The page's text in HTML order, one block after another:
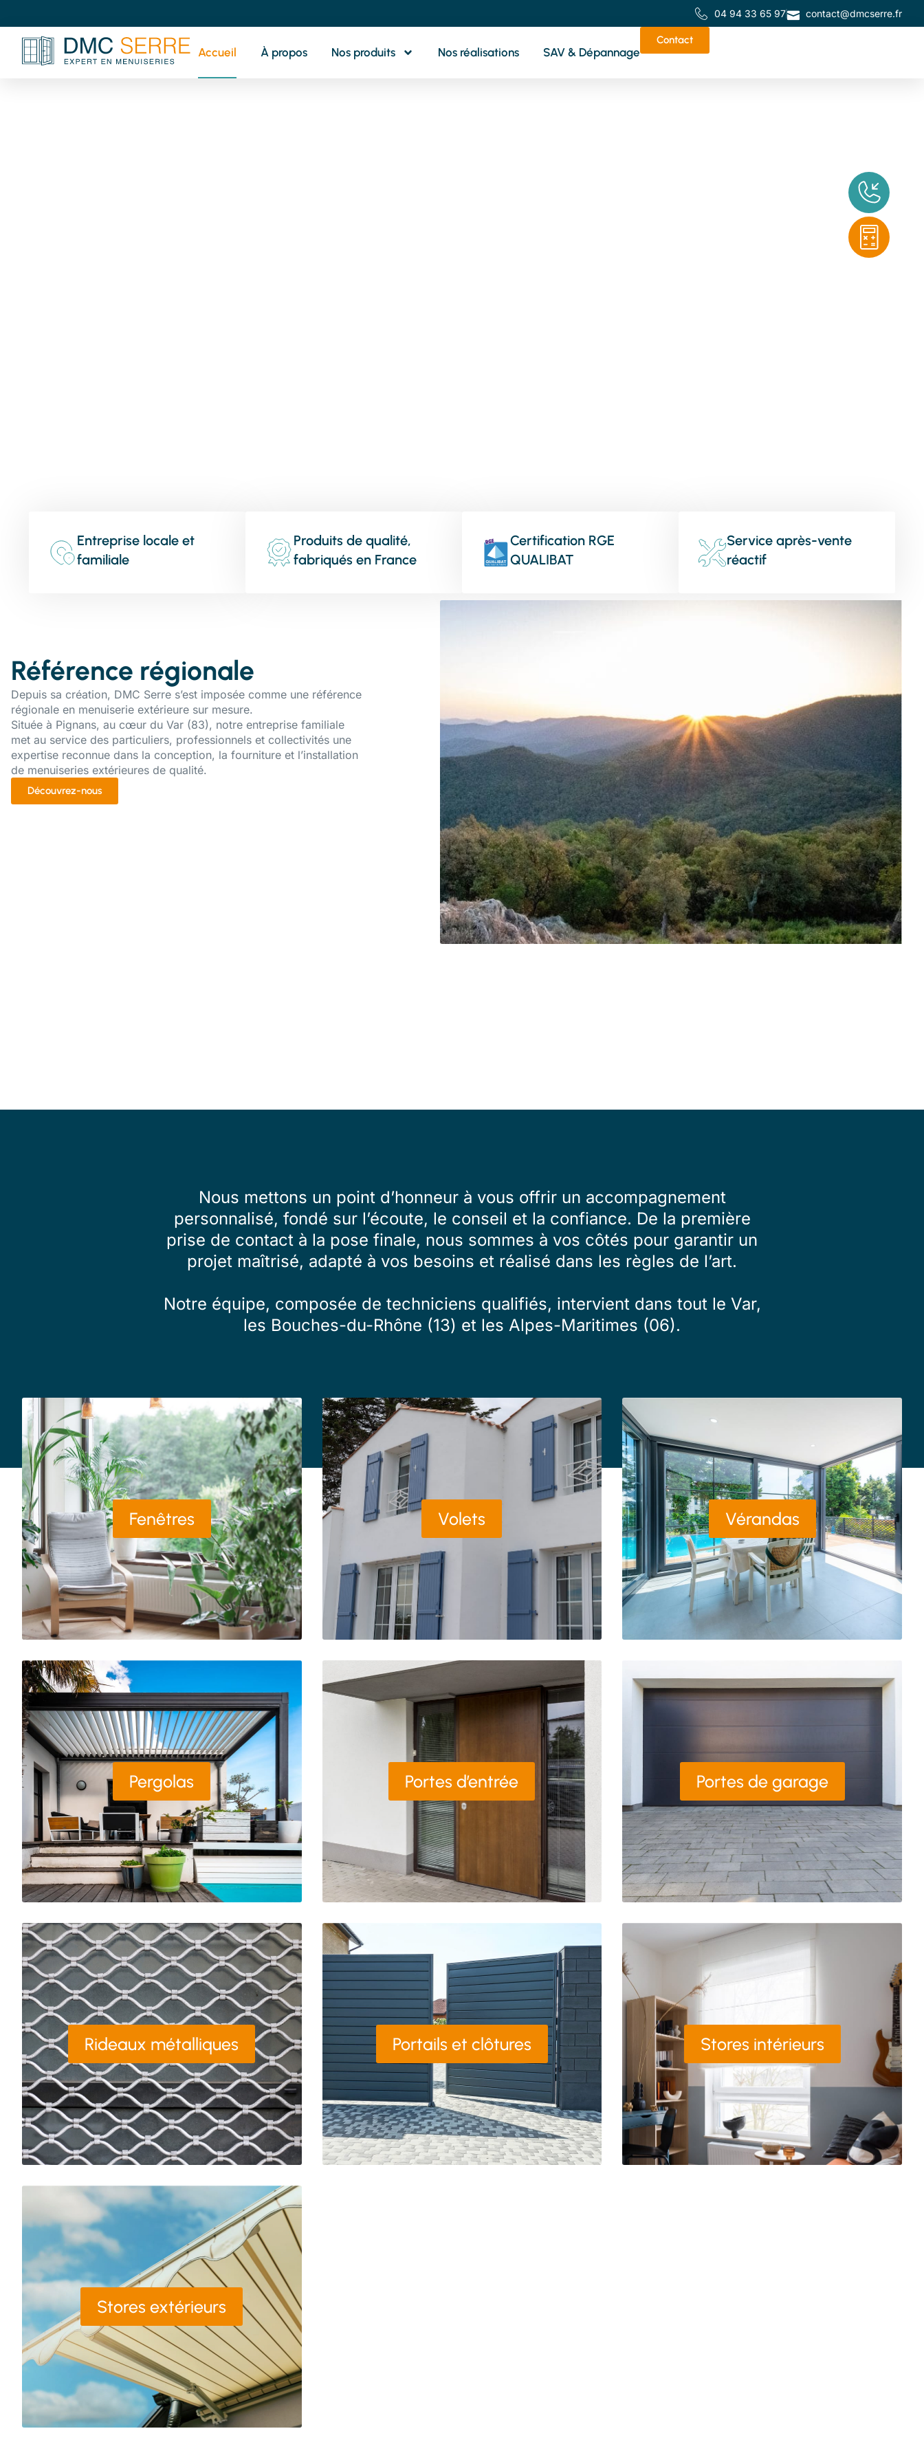
04 94 33 65 97 contact@dmcserre.fr
Accueil À propos Nos produits Nos réalisations SAV & Dépannage
Contact
Entreprise locale et
familiale
Produits de qualité,
fabriqués en France
Certification RGE
QUALIBAT
Service après-vente
réactif
Référence régionale
Depuis sa création, DMC Serre s’est imposée comme une référence
régionale en menuiserie extérieure sur mesure.
Située à Pignans, au cœur du Var (83), notre entreprise familiale
met au service des particuliers, professionnels et collectivités une
expertise reconnue dans la conception, la fourniture et l’installation
de menuiseries extérieures de qualité.
Découvrez-nous
Nous mettons un point d’honneur à vous offrir un accompagnement
personnalisé, fondé sur l’écoute, le conseil et la confiance. De la première
prise de contact à la pose finale, nous sommes à vos côtés pour garantir un
projet maîtrisé, adapté à vos besoins et réalisé dans les règles de l’art.
Notre équipe, composée de techniciens qualifiés, intervient dans tout le Var,
les Bouches-du-Rhône (13) et les Alpes-Maritimes (06).
Fenêtres Volets Vérandas
Pergolas Portes d’entrée Portes de garage
Rideaux métalliques Portails et clôtures Stores intérieurs
Stores extérieurs